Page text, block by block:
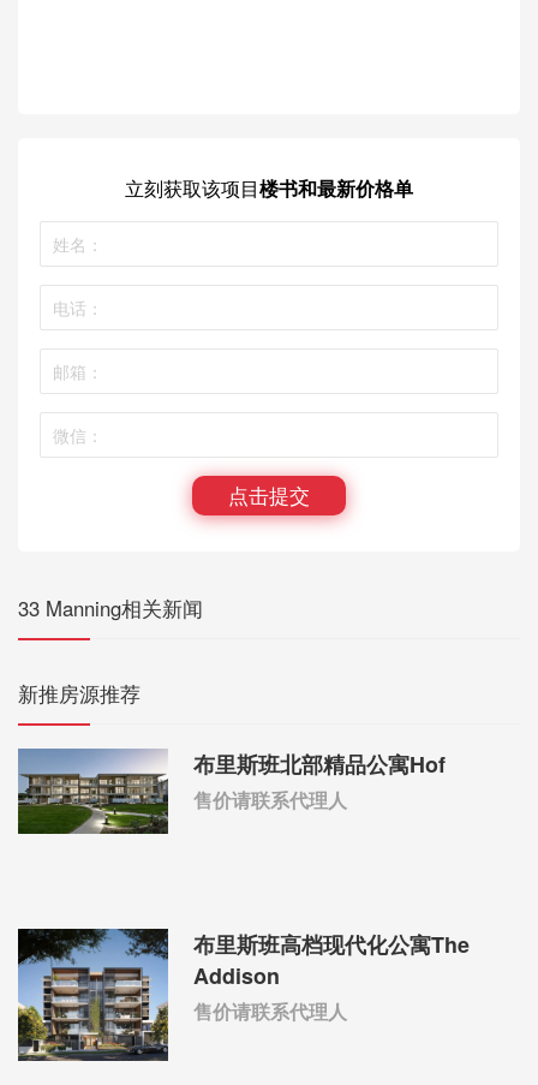
立刻获取该项目楼书和最新价格单
点击提交
33 Manning相关新闻
新推房源推荐
布里斯班北部精品公寓Hof
售价请联系代理人
布里斯班高档现代化公寓The
Addison
售价请联系代理人